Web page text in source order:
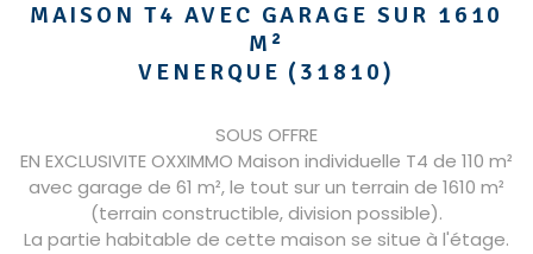
MAISON T4 AVEC GARAGE SUR 1610
M²
VENERQUE (31810)
SOUS OFFRE
EN EXCLUSIVITE OXXIMMO Maison individuelle T4 de 110 m²
avec garage de 61 m², le tout sur un terrain de 1610 m²
(terrain constructible, division possible).
La partie habitable de cette maison se situe à l'étage.